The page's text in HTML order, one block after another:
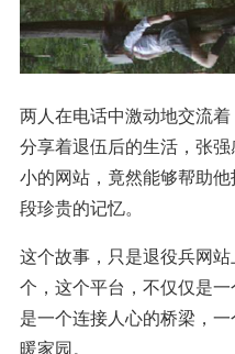
两人在电话中激动地交流
分享着退伍后的生活，张
小的网站，竟然能够帮助
段珍贵的记忆。
这个故事，只是退役兵网
个，这个平台，不仅仅是
是一个连接人心的桥梁，
暖家园。